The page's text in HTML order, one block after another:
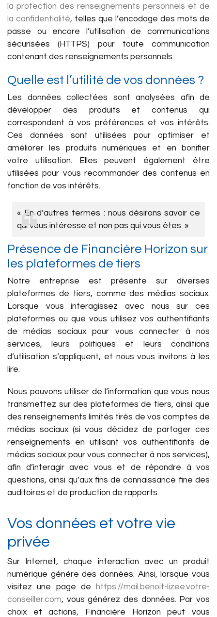
la protection des renseignements personnels et de
la confidentialité, telles que l’encodage des mots de
passe ou encore l’utilisation de communications
sécurisées (HTTPS) pour toute communication
contenant des renseignements personnels.
Quelle est l’utilité de vos données ?
Les données collectées sont analysées afin de
développer des produits et contenus qui
correspondent à vos préférences et vos intérêts.
Ces données sont utilisées pour optimiser et
améliorer les produits numériques et en bonifier
votre utilisation. Elles peuvent également être
utilisées pour vous recommander des contenus en
fonction de vos intérêts.
« En d’autres termes : nous désirons savoir ce
qui vous intéresse et non pas qui vous êtes. »
Présence de Financière Horizon sur
les plateformes de tiers
Notre entreprise est présente sur diverses
plateformes de tiers, comme des médias sociaux.
Lorsque vous interagissez avec nous sur ces
plateformes ou que vous utilisez vos authentifiants
de médias sociaux pour vous connecter à nos
services, leurs politiques et leurs conditions
d’utilisation s’appliquent, et nous vous invitons à les
lire.
Nous pouvons utiliser de l’information que vous nous
transmettez sur des plateformes de tiers, ainsi que
des renseignements limités tirés de vos comptes de
médias sociaux (si vous décidez de partager ces
renseignements en utilisant vos authentifiants de
médias sociaux pour vous connecter à nos services),
afin d’interagir avec vous et de répondre à vos
questions, ainsi qu’aux fins de connaissance fine des
auditoires et de production de rapports.
Vos données et votre vie
privée
Sur Internet, chaque interaction avec un produit
numérique génère des données. Ainsi, lorsque vous
visitez une page de
https://mail.benoit-lizee.votre-
conseiller.com, vous générez des données. Par vos
choix et actions, Financière Horizon peut vous